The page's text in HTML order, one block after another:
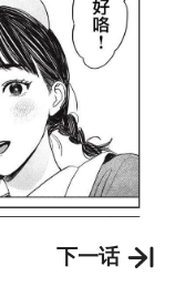
下一话